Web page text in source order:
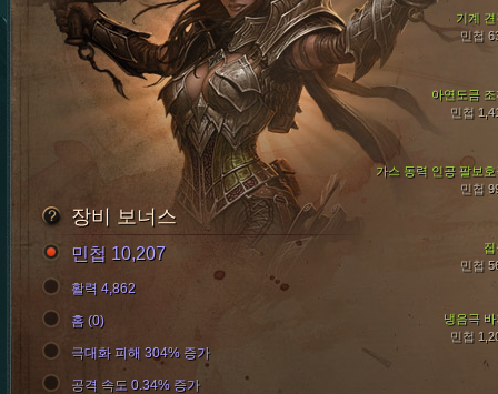
아연도금 조
민첩
가스 동력 인공 팔보호
민첩
기계 견
민첩
냉음극 바
민첩
민첩
장비 보너스
민첩 10,207
활력 4,862
홈 (0)
극대화 피해 304% 증가
공격 속도 0.34% 증가